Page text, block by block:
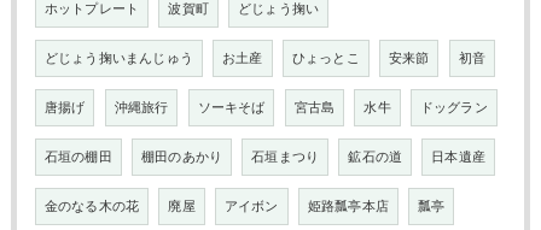
ホットプレート 波賀町 どじょう掬い
どじょう掬いまんじゅう お土産 ひょっとこ 安来節 初音
唐揚げ 沖縄旅行 ソーキそば 宮古島 水牛 ドッグラン
石垣の棚田 棚田のあかり 石垣まつり 鉱石の道 日本遺産
金のなる木の花 廃屋 アイボン 姫路瓢亭本店 瓢亭